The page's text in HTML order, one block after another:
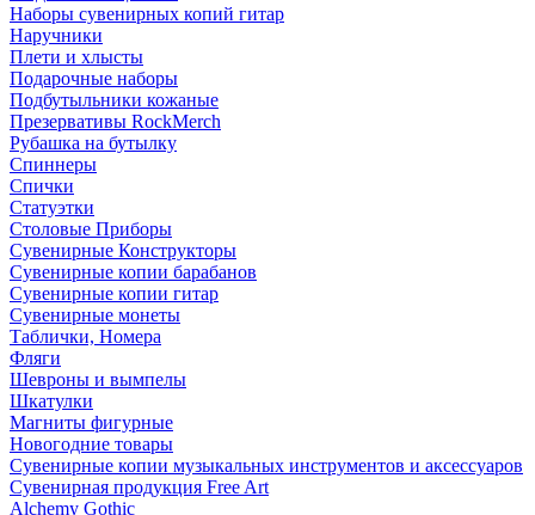
Наборы сувенирных копий гитар
Наручники
Плети и хлысты
Подарочные наборы
Подбутыльники кожаные
Презервативы RockMerch
Рубашка на бутылку
Спиннеры
Спички
Статуэтки
Столовые Приборы
Сувенирные Конструкторы
Сувенирные копии барабанов
Сувенирные копии гитар
Сувенирные монеты
Таблички, Номера
Фляги
Шевроны и вымпелы
Шкатулки
Магниты фигурные
Новогодние товары
Сувенирные копии музыкальных инструментов и аксессуаров
Сувенирная продукция Free Art
Alchemy Gothic